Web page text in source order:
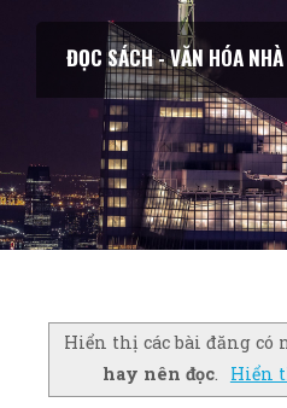
ĐỌC SÁCH - VĂN HÓA
Hiển thị các bài đăng có
hay nên đọc. Hiển